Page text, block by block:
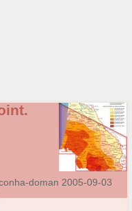
doman 2005-09-03